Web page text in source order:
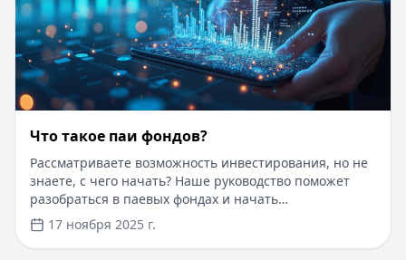
Что такое паи фондов?
Рассматриваете возможность инвестирования, но не
знаете, с чего начать? Наше руководство поможет
разобраться в паевых фондах и начать
инвестировать даже с небольшой суммы. Пока вы
думаете об инвестициях, воспользуйтесь быстрым
онлайн-кредитом до 100 000 рублей на срок до 1 года.
17 ноября 2025 г.